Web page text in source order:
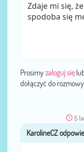
Zdaje mi się,
spodoba się
Prosimyzaloguj się
dołączyć do
5